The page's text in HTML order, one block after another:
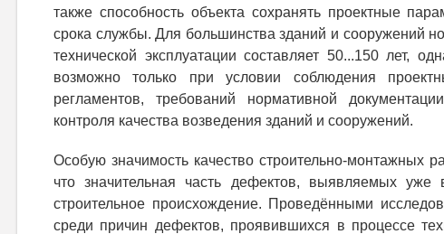
также способность объекта сохранять проектные
срока службы. Для большинства зданий и сооружений
технической эксплуатации составляет 50...150 лет,
возможно только при условии соблюдения
регламентов, требований нормативной
контроля качества возведения зданий и сооружений.
Особую значимость качество строительно-монтажных
что значительная часть дефектов, выявляемых уже
строительное происхождение. Проведёнными
среди причин дефектов, проявившихся в процессе